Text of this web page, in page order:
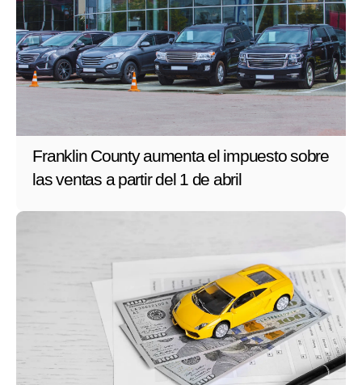
Franklin County aumenta el impuesto sobre
las ventas a partir del 1 de abril